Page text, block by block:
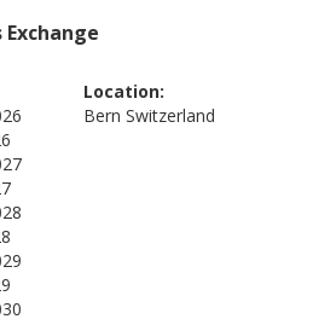
Location:
Bern Switzerland